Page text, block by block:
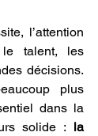
l’attention
talent, les
décisions.
plus
dans la
solide : la